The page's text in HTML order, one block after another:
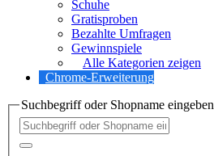
Schuhe
Gratisproben
Bezahlte Umfragen
Gewinnspiele
Alle Kategorien zeigen
Chrome-Erweiterung
Suchbegriff oder Shopname eingeben